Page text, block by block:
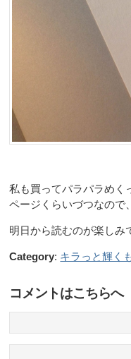
私も買ってパラパラめく
ページくらいづつなので
明日から読むのが楽しみ
Category: キラっと輝く
コメントはこちらへ